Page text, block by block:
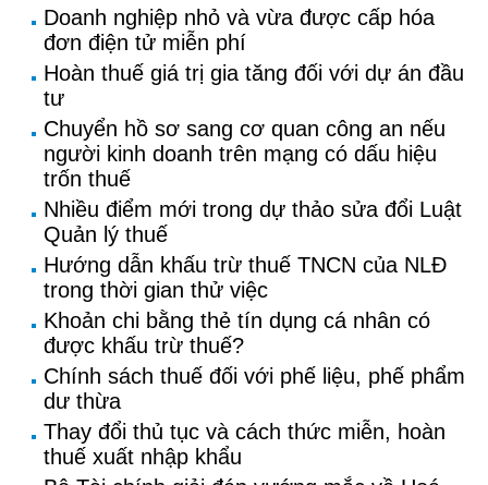
Doanh nghiệp nhỏ và vừa được cấp hóa
đơn điện tử miễn phí
Hoàn thuế giá trị gia tăng đối với dự án đầu
tư
Chuyển hồ sơ sang cơ quan công an nếu
người kinh doanh trên mạng có dấu hiệu
trốn thuế
Nhiều điểm mới trong dự thảo sửa đổi Luật
Quản lý thuế
Hướng dẫn khấu trừ thuế TNCN của NLĐ
trong thời gian thử việc
Khoản chi bằng thẻ tín dụng cá nhân có
được khấu trừ thuế?
Chính sách thuế đối với phế liệu, phế phẩm
dư thừa
Thay đổi thủ tục và cách thức miễn, hoàn
thuế xuất nhập khẩu